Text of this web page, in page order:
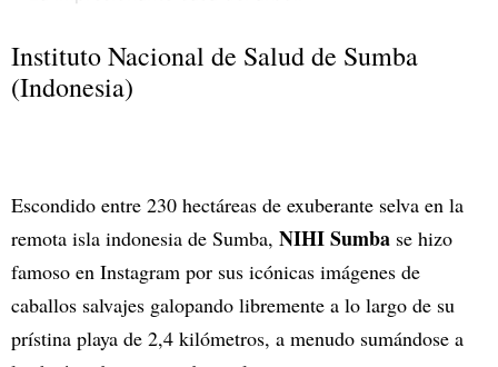
Instituto Nacional de Salud de Sumba
(Indonesia)
Escondido entre 230 hectáreas de exuberante selva en la
remota isla indonesia de Sumba, NIHI Sumba se hizo
famoso en Instagram por sus icónicas imágenes de
caballos salvajes galopando libremente a lo largo de su
prístina playa de 2,4 kilómetros, a menudo sumándose a